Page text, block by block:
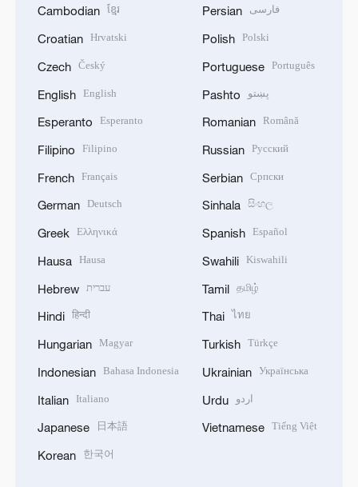
Cambodian ខ្មែរ
Croatian Hrvatski
Czech Český
English English
Esperanto Esperanto
Filipino Filipino
French Français
German Deutsch
Greek Ελληνικά
Hausa Hausa
Hebrew עברית
Hindi हिन्दी
Hungarian Magyar
Indonesian Bahasa Indonesia
Italian Italiano
Japanese 日本語
Korean 한국어
Persian فارسی
Polish Polski
Portuguese Português
Pashto پښتو
Romanian Română
Russian Русский
Serbian Српски
Sinhala සිංහල
Spanish Español
Swahili Kiswahili
Tamil தமிழ்
Thai ไทย
Turkish Türkçe
Ukrainian Українська
Urdu اردو
Vietnamese Tiếng Việt